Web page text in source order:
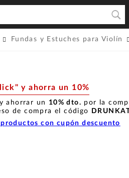
Fundas y Estuches para Violín
y ahorra un 10%
ahorrar un 10% dto. por la
de compra el código
con cupón descuento